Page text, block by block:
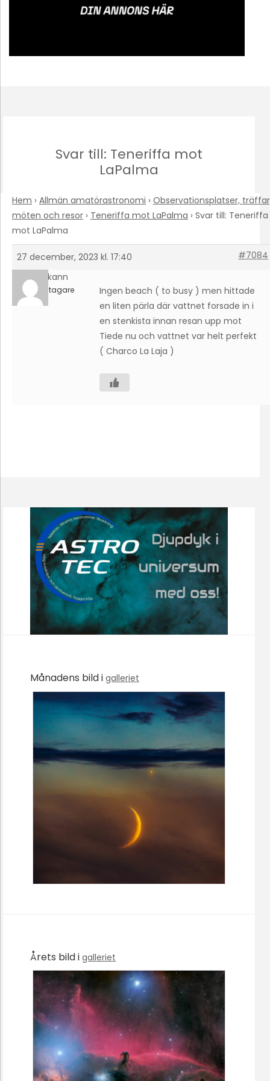
Svar till: Teneriffa mot
LaPalma
Hem › Allmän amatörastronomi › Observationsplatser,
möten och resor › Teneriffa mot LaPalma › Svar till: Teneriffa
mot LaPalma
27 december, 2023 kl. 17:40
#7084
Hakann
Deltagare
Ingen beach ( to busy ) men hittade
en liten pärla där vattnet forsade in i
en stenkista innan resan upp mot
Tiede nu och vattnet var helt perfekt
( Charco La Laja )
Månadens bild i galleriet
Årets bild i galleriet